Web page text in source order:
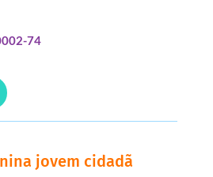
74
jovem cidadã